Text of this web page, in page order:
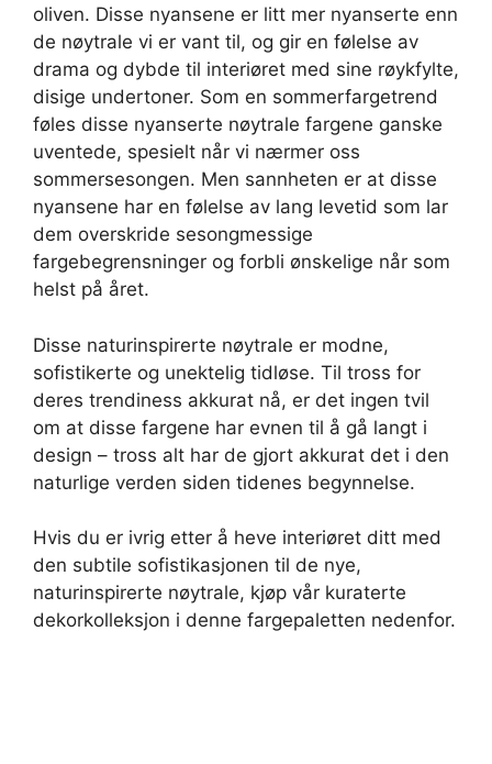
oliven. Disse nyansene er litt mer nyanserte enn
de nøytrale vi er vant til, og gir en følelse av
drama og dybde til interiøret med sine røykfylte,
disige undertoner. Som en sommerfargetrend
føles disse nyanserte nøytrale fargene ganske
uventede, spesielt når vi nærmer oss
sommersesongen. Men sannheten er at disse
nyansene har en følelse av lang levetid som lar
dem overskride sesongmessige
fargebegrensninger og forbli ønskelige når som
helst på året.
Disse naturinspirerte nøytrale er modne,
sofistikerte og unektelig tidløse. Til tross for
deres trendiness akkurat nå, er det ingen tvil
om at disse fargene har evnen til å gå langt i
design – tross alt har de gjort akkurat det i den
naturlige verden siden tidenes begynnelse.
Hvis du er ivrig etter å heve interiøret ditt med
den subtile sofistikasjonen til de nye,
naturinspirerte nøytrale, kjøp vår kuraterte
dekorkolleksjon i denne fargepaletten nedenfor.